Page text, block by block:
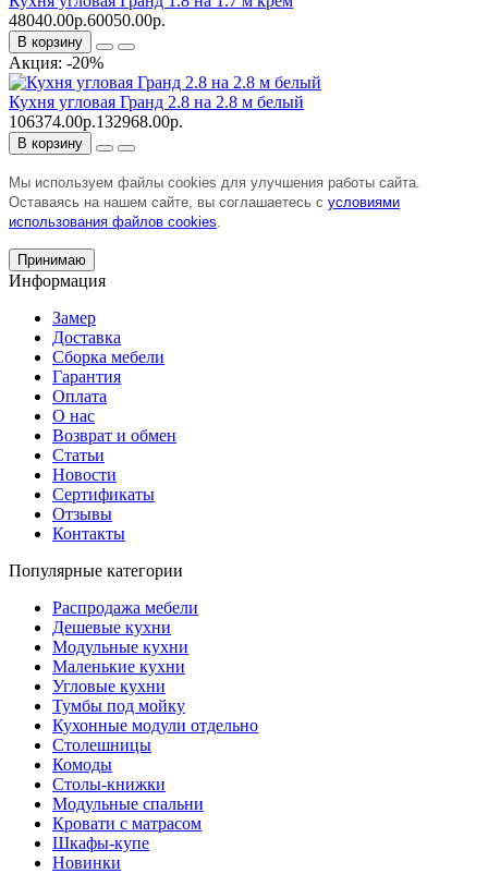
48040.00р.60050.00р.
В корзину
Акция: -20%
Кухня угловая Гранд 2.8 на 2.8 м белый
106374.00р.132968.00р.
В корзину
Мы используем файлы cookies для улучшения работы сайта.
Оставаясь на нашем сайте, вы соглашаетесь с условиями
использования файлов cookies.
Принимаю
Информация
Замер
Доставка
Сборка мебели
Гарантия
Оплата
О нас
Возврат и обмен
Статьи
Новости
Сертификаты
Отзывы
Контакты
Популярные категории
Распродажа мебели
Дешевые кухни
Модульные кухни
Маленькие кухни
Угловые кухни
Тумбы под мойку
Кухонные модули отдельно
Столешницы
Комоды
Столы-книжки
Модульные спальни
Кровати с матрасом
Шкафы-купе
Новинки